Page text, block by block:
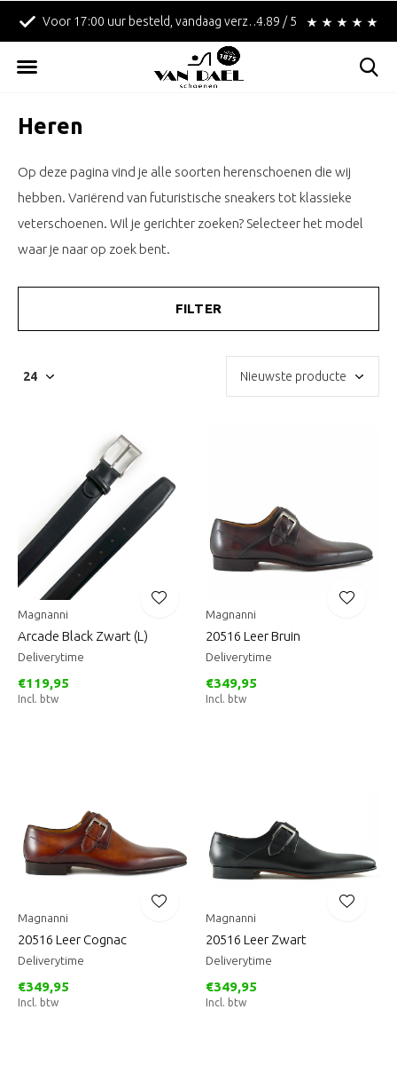
Betaal achteraf met Klarna! Gratis verzending
4.89 / 5
Heren
Op deze pagina vind je alle soorten herenschoenen die wij
hebben. Variërend van futuristische sneakers tot klassieke
veterschoenen. Wil je gerichter zoeken? Selecteer het model
waar je naar op zoek bent.
FILTER
Magnanni
Arcade Black Zwart (L)
Deliverytime
€119,95
Incl. btw
Magnanni
20516 Leer Bruin
Deliverytime
€349,95
Incl. btw
Magnanni
20516 Leer Cognac
Deliverytime
€349,95
Incl. btw
Magnanni
20516 Leer Zwart
Deliverytime
€349,95
Incl. btw